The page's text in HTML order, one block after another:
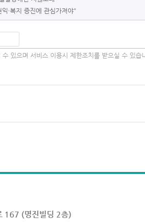
·복지 증진에 관심가져야"
167 (명진빌딩 2층)